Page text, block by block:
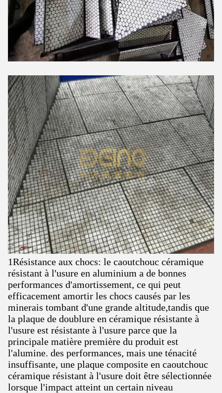
1Résistance aux chocs: le caoutchouc céramique
résistant à l'usure en aluminium a de bonnes
performances d'amortissement, ce qui peut
efficacement amortir les chocs causés par les
minerais tombant d'une grande altitude,tandis que
la plaque de doublure en céramique résistante à
l'usure est résistante à l'usure parce que la
principale matière première du produit est
l'alumine. des performances, mais une ténacité
insuffisante, une plaque composite en caoutchouc
céramique résistant à l'usure doit être sélectionnée
lorsque l'impact atteint un certain niveau